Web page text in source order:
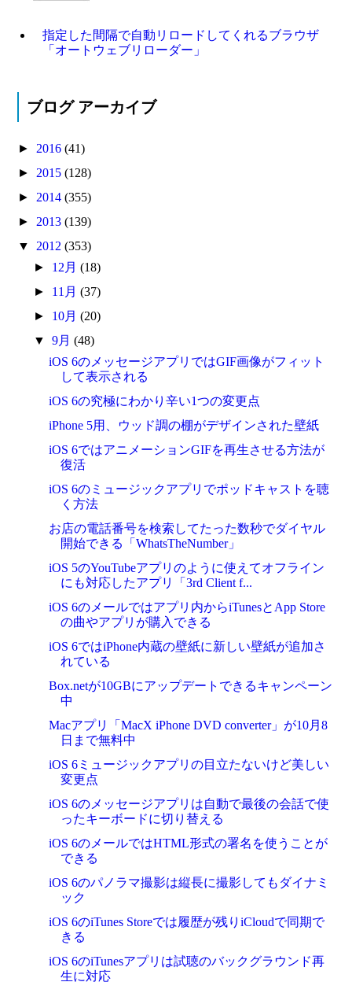
指定した間隔で自動リロードしてくれるブラウザ
「オートウェブリローダー」
ブログ アーカイブ
► 2016(41)
► 2015(128)
► 2014(355)
► 2013(139)
▼ 2012(353)
► 12月 (18)
► 11月 (37)
► 10月 (20)
▼ 9月 (48)
iOS 6のメッセージアプリではGIF画像がフィット
して表示される
iOS 6の究極にわかり辛い1つの変更点
iPhone 5用、ウッド調の棚がデザインされた壁紙
iOS 6ではアニメーションGIFを再生させる方法が
復活
iOS 6のミュージックアプリでポッドキャストを聴
く方法
お店の電話番号を検索してたった数秒でダイヤル
開始できる「WhatsTheNumber」
iOS 5のYouTubeアプリのように使えてオフライン
にも対応したアプリ「3rd Client f...
iOS 6のメールではアプリ内からiTunesとApp Store
の曲やアプリが購入できる
iOS 6ではiPhone内蔵の壁紙に新しい壁紙が追加さ
れている
Box.netが10GBにアップデートできるキャンペーン
中
Macアプリ「MacX iPhone DVD converter」が10月8
日まで無料中
iOS 6ミュージックアプリの目立たないけど美しい
変更点
iOS 6のメッセージアプリは自動で最後の会話で使
ったキーボードに切り替える
iOS 6のメールではHTML形式の署名を使うことが
できる
iOS 6のパノラマ撮影は縦長に撮影してもダイナミ
ック
iOS 6のiTunes Storeでは履歴が残りiCloudで同期で
きる
iOS 6のiTunesアプリは試聴のバックグラウンド再
生に対応